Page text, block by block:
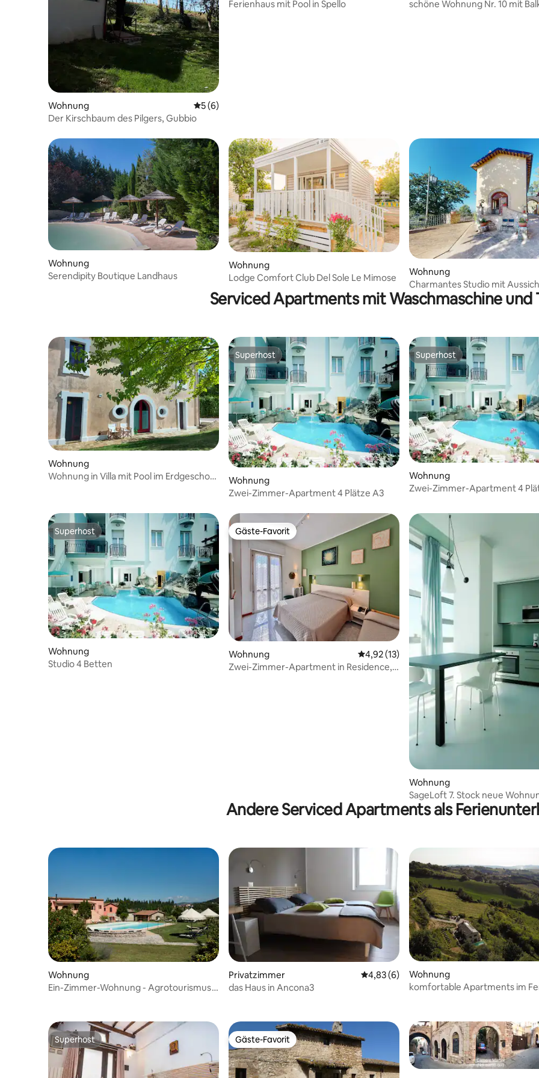
Wohnung Durchschnittliche Bewertung: 5 von 5, 6 Bewertungen
5 (6)
Der Kirschbaum des Pilgers, Gubbio
Ferienhaus mit Pool in Spello
schöne Wohnung Nr. 10 mit
Wohnung
Serendipity Boutique Landhaus
Wohnung
Lodge Comfort Club Del Sole Le Mimose
Wohnung
Charmantes Studio mit
Spoleto
Serviced Apartments mit Waschmaschine und
Wohnung
Wohnung in Villa mit Pool im Erdgeschoss
Superhost
Superhost
Wohnung
Zwei-Zimmer-Apartment 4 Plätze A3
Superhost
Superhost
Wohnung
Zwei-Zimmer-Apartment 4
Superhost
Superhost
Wohnung
Studio 4 Betten
Gäste-Favorit
Gäste-Favorit
Wohnung Durchschnittliche Bewertung: 4,92 von 5,
4,92 (13)
Zwei-Zimmer-Apartment in Residence,
Wohnung
SageLoft 7. Stock neue
Zentrum
Andere Serviced Apartments als
Wohnung
Ein-Zimmer-Wohnung - Agrotourismus
Privatzimmer Durchschnittliche Bewertung: 4,83 von 5,
4,83 (6)
das Haus in Ancona3
Wohnung
komfortable Apartments im
Superhost
Superhost Gäste-Favorit
Gäste-Favorit